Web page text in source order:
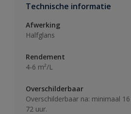
Technische informatie
Afwerking
Halfglans
Rendement
4-6 m²/L
Overschilderbaar
Overschilderbaar na: minimaal
72 uur.